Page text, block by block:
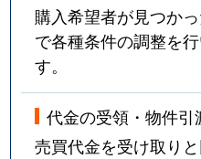
購入希望者が見つか
で各種条件の調整を
す。
代金の受領・物件引
売買代金を受け取り